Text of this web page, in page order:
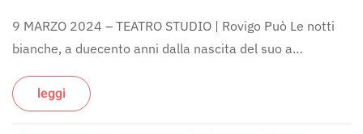
9 MARZO 2024 – TEATRO STUDIO | Rovigo Può Le notti
bianche, a duecento anni dalla nascita del suo a…
leggi